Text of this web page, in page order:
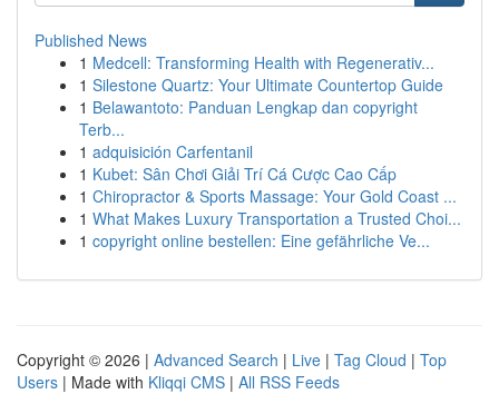
Published News
1 Medcell: Transforming Health with Regenerativ...
1 Silestone Quartz: Your Ultimate Countertop Guide
1 Belawantoto: Panduan Lengkap dan copyright
Terb...
1 adquisición Carfentanil
1 Kubet: Sân Chơi Giải Trí Cá Cược Cao Cấp
1 Chiropractor & Sports Massage: Your Gold Coast ...
1 What Makes Luxury Transportation a Trusted Choi...
1 copyright online bestellen: Eine gefährliche Ve...
Copyright © 2026 | Advanced Search | Live | Tag Cloud | Top
Users | Made with Kliqqi CMS | All RSS Feeds